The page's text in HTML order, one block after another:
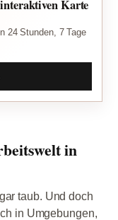
Karte
24 Stunden, 7 Tage
in
taub. Und doch
in Umgebungen,